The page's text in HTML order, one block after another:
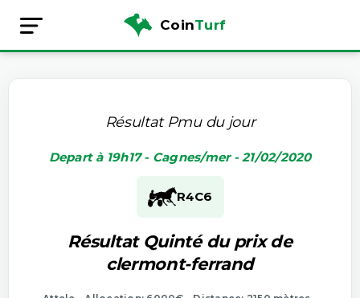
CoinTurf
Résultat Pmu du jour
Depart à 19h17 - Cagnes/mer - 21/02/2020
R4C6
Résultat Quinté du prix de
clermont-ferrand